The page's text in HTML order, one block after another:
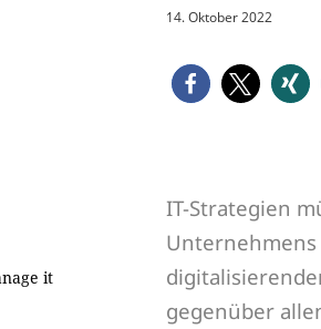
14. Oktober 2022
IT-Strategien
gegenüber